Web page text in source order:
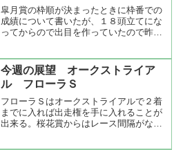
皐月賞の枠順が決まったときに枠番での
成績について書いたが、１８頭立てにな
ってからので出目を作っていたので昨年
と外ですね。枠番が決まったときにも書
きましたが、真ん中の枠と...
今週の展望 オークストライア
ル フローラＳ
フローラＳはオークストライアルで２着
までに入れば出走権を手に入れることが
出来る。桜花賞からはレース間隔がない